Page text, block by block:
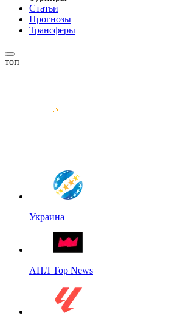
Статьи
Прогнозы
Трансферы
топ
Украина
АПЛ Top News